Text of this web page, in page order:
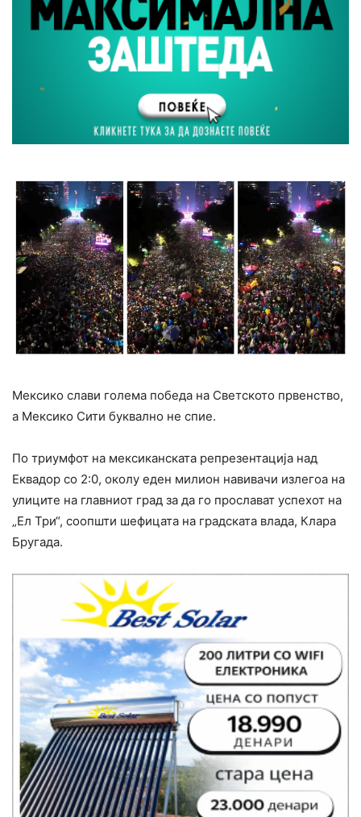
Мексико слави голема победа на Светското првенство,
а Мексико Сити буквално не спие.
По триумфот на мексиканската репрезентација над
Еквадор со 2:0, околу еден милион навивачи излегоа на
улиците на главниот град за да го прослават успехот на
„Ел Три“, соопшти шефицата на градската влада, Клара
Бругада.